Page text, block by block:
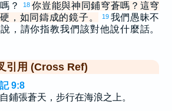
？
18 你豈能與神同鋪穹蒼嗎？這穹
，如同鑄成的鏡子。
19 我們愚昧不
，請你指教我們該對他說什麼話。
引用 (Cross Ref)
9:8
鋪張蒼天，步行在海浪之上。